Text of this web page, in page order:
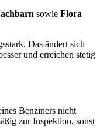
sowie Flora
Das ändert sich
und erreichen stetig
Benziners nicht
zur Inspektion, sonst